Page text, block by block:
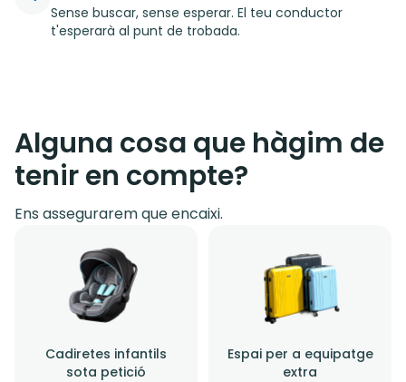
Sense buscar, sense esperar. El teu conductor
t'esperarà al punt de trobada.
Alguna cosa que hàgim de
tenir en compte?
Ens assegurarem que encaixi.
Cadiretes infantils
sota petició
Espai per a equipatge
extra